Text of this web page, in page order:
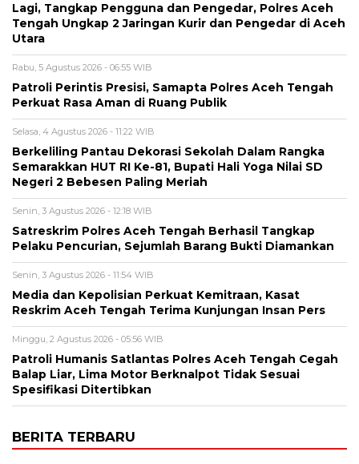
Lagi, Tangkap Pengguna dan Pengedar, Polres Aceh
Tengah Ungkap 2 Jaringan Kurir dan Pengedar di Aceh
Utara
Rabu, 5 Agustus 2026 - 06:55 WIB
Patroli Perintis Presisi, Samapta Polres Aceh Tengah
Perkuat Rasa Aman di Ruang Publik
Selasa, 4 Agustus 2026 - 11:22 WIB
Berkeliling Pantau Dekorasi Sekolah Dalam Rangka
Semarakkan HUT RI Ke-81, Bupati Hali Yoga Nilai SD
Negeri 2 Bebesen Paling Meriah
Senin, 3 Agustus 2026 - 12:18 WIB
Satreskrim Polres Aceh Tengah Berhasil Tangkap
Pelaku Pencurian, Sejumlah Barang Bukti Diamankan
Senin, 3 Agustus 2026 - 11:54 WIB
Media dan Kepolisian Perkuat Kemitraan, Kasat
Reskrim Aceh Tengah Terima Kunjungan Insan Pers
Minggu, 2 Agustus 2026 - 05:56 WIB
Patroli Humanis Satlantas Polres Aceh Tengah Cegah
Balap Liar, Lima Motor Berknalpot Tidak Sesuai
Spesifikasi Ditertibkan
BERITA TERBARU